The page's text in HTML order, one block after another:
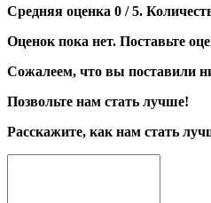
Средняя оценка 0 / 5.
Оценок пока нет. Поставьте
Сожалеем, что вы поставили
Позвольте нам стать лучше!
Расскажите, как нам стать